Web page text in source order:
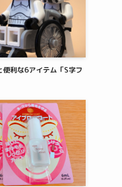
利な6アイテム「S字フ